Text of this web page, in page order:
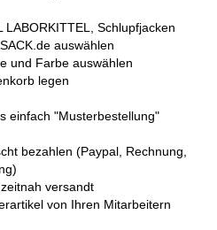
LABORKITTEL, Schlupfjacken
auswählen
und Farbe auswählen
legen
einfach "Musterbestellung"
bezahlen (Paypal, Rechnung,
versandt
von Ihren Mitarbeitern